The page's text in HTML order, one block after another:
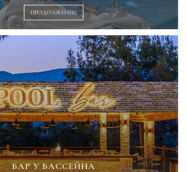
ПРОДОЛЖЕНИЕ
БАР У БАССЕЙНА